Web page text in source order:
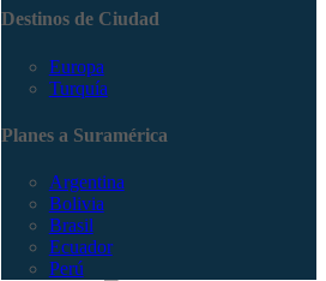
Destinos de Ciudad
Europa
Turquía
Planes a Suramérica
Argentina
Bolivia
Brasil
Ecuador
Perú